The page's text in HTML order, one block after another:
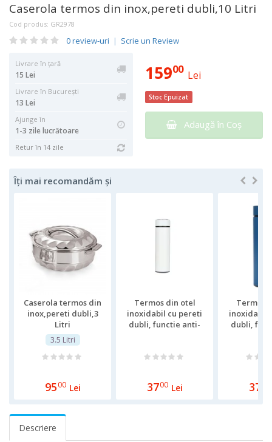
Caserola termos din inox,pereti dubli,10 Litri
Cod produs: GR2978
0 review-uri | Scrie un Review
Livrare în țară
15 Lei
Livrare în București
13 Lei
Ajunge în
1-3 zile lucrătoare
Retur în 14 zile
15900 Lei
Stoc Epuizat
Adaugă în Coş
Îți mai recomandăm și
Caserola termos din
inox,pereti dubli,3
Litri
3.5 Litri
9500 Lei
Termos din otel
inoxidabil cu pereti
dubli, functie anti-
3700 Lei
Termos
inoxidabil
dubli,
37
Descriere